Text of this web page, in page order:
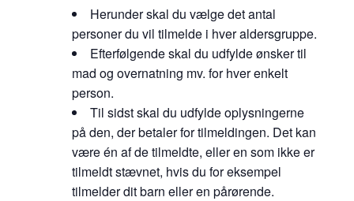
Herunder skal du vælge det antal
personer du vil tilmelde i hver aldersgruppe.
Efterfølgende skal du udfylde ønsker til
mad og overnatning mv. for hver enkelt
person.
Til sidst skal du udfylde oplysningerne
på den, der betaler for tilmeldingen. Det kan
være én af de tilmeldte, eller en som ikke er
tilmeldt stævnet, hvis du for eksempel
tilmelder dit barn eller en pårørende.